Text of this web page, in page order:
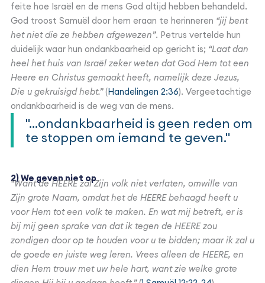
feite hoe Israël en de mens God altijd hebben behandeld.
God troost Samuël door hem eraan te herinneren “jij bent
het niet die ze hebben afgewezen”. Petrus vertelde hun
duidelijk waar hun ondankbaarheid op gericht is; “Laat dan
heel het huis van Israël zeker weten dat God Hem tot een
Heere en Christus gemaakt heeft, namelijk deze Jezus,
Die u gekruisigd hebt.”(Handelingen 2:36). Vergeetachtige
ondankbaarheid is de weg van de mens.
"...ondankbaarheid is geen reden om
te stoppen om iemand te geven."
2) We geven niet op
“Want de HEERE zal Zijn volk niet verlaten, omwille van
Zijn grote Naam, omdat het de HEERE behaagd heeft u
voor Hem tot een volk te maken. En wat mij betreft, er is
bij mij geen sprake van dat ik tegen de HEERE zou
zondigen door op te houden voor u te bidden; maar ik zal u
de goede en juiste weg leren. Vrees alleen de HEERE, en
dien Hem trouw met uw hele hart, want zie welke grote